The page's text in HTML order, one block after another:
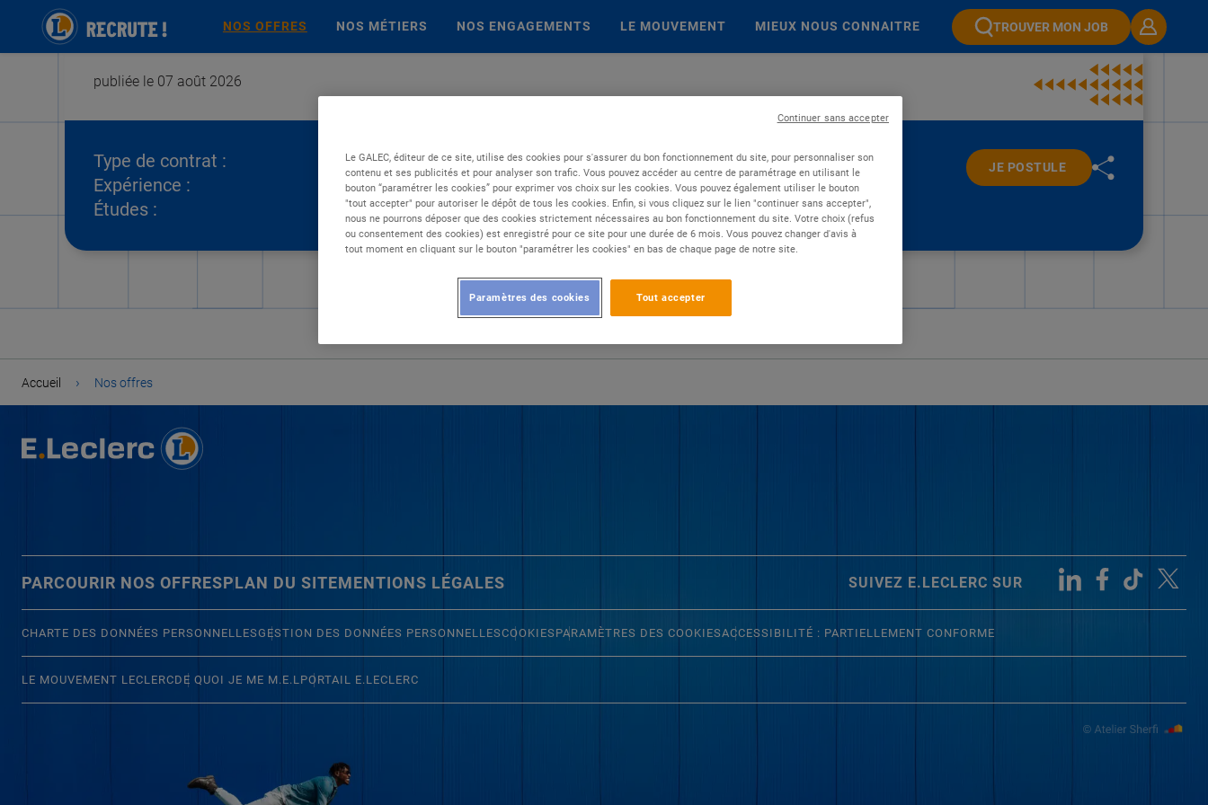
NOS OFFRES NOS MÉTIERS NOS ENGAGEMENTS LE MOUVEMENT MIEUX NOUS CONNAITRE TROUVER MON JOB
publiée le 07 août 2026
Type de contrat :
Expérience :
Études :
JE POSTULE
Accueil › Nos offres
PARCOURIR NOS OFFRESPLAN DU SITEMENTIONS LÉGALES SUIVEZ E.LECLERC SUR
CHARTE DES DONNÉES PERSONNELLESGESTION DES DONNÉES PERSONNELLESCOOKIES PARAMÈTRES DES COOKIESACCESSIBILITÉ : PARTIELLEMENT CONFORME
LE MOUVEMENT LECLERCDE QUOI JE ME M.E.LPORTAIL E.LECLERC
Le GALEC, éditeur de ce site, utilise des cookies pour s'assurer du bon fonctionnement du site, pour personnaliser son
contenu et ses publicités et pour analyser son trafic. Vous pouvez accéder au centre de paramétrage en utilisant le
bouton “paramétrer les cookies” pour exprimer vos choix sur les cookies. Vous pouvez également utiliser le bouton
"tout accepter" pour autoriser le dépôt de tous les cookies. Enfin, si vous cliquez sur le lien "continuer sans accepter",
nous ne pourrons déposer que des cookies strictement nécessaires au bon fonctionnement du site. Votre choix (refus
ou consentement des cookies) est enregistré pour ce site pour une durée de 6 mois. Vous pouvez changer d'avis à
tout moment en cliquant sur le bouton "paramétrer les cookies" en bas de chaque page de notre site.
Tout accepter
Paramètres des cookies
Continuer sans accepter